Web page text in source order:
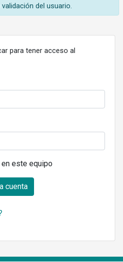
del usuario.
para tener acceso al
este equipo
cuenta